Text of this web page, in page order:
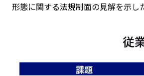
形態に関する法規制面の見解を示し